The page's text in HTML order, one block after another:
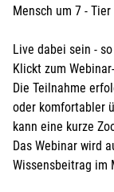
Mensch um 7 -
Live dabei sein -
Klickt zum
Die Teilnahme
oder komfortabler
kann eine kurze
Das Webinar wird
Wissensbeitrag im